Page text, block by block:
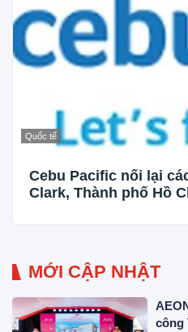
Quốc tế
Cebu Pacific nối lại
Clark, Thành phố Hồ
MỚI CẬP NHẬT
công